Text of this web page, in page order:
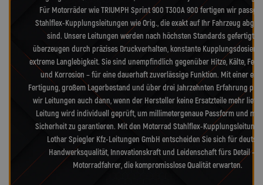
Für Motorräder wie TRIUMPH Sprint 900 T300A 900 fertigen wir
Stahlflex-Kupplungsleitungen wie Orig., die exakt auf Ihr Fahrzeug
sind. Unsere Leitungen werden nach höchsten Standards gefertigt
überzeugen durch präzises Druckverhalten, konstante
extreme Langlebigkeit. Sie sind unempfindlich gegenüber Hitze, Kälte,
und Korrosion – für eine dauerhaft zuverlässige Funktion. Mit einer
Fertigung, großem Lagerbestand und über drei Jahrzehnten Erfahrung
wir Leitungen auch dann, wenn der Hersteller keine Ersatzteile mehr
Leitung wird individuell geprüft, um millimetergenaue Passform und
Sicherheit zu garantieren. Mit den Motorrad Stahlflex-
Lothar Spiegler Kfz-Leitungen GmbH entscheiden Sie sich für
Handwerksqualität, Innovationskraft und Leidenschaft fürs Detail –
Motorradfahrer, die kompromisslose Qualität erwarten.